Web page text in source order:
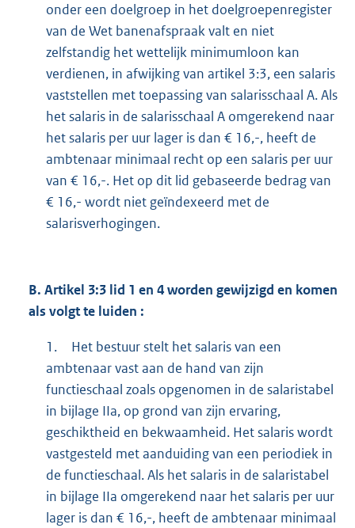
onder een doelgroep in het doelgroepenregister
van de Wet banenafspraak valt en niet
zelfstandig het wettelijk minimumloon kan
verdienen, in afwijking van artikel 3:3, een salaris
vaststellen met toepassing van salarisschaal A. Als
het salaris in de salarisschaal A omgerekend naar
het salaris per uur lager is dan € 16,-, heeft de
ambtenaar minimaal recht op een salaris per uur
van € 16,-. Het op dit lid gebaseerde bedrag van
€ 16,- wordt niet geïndexeerd met de
salarisverhogingen.
B. Artikel 3:3 lid 1 en 4 worden gewijzigd en komen
als volgt te luiden :
1.
Het bestuur stelt het salaris van een
ambtenaar vast aan de hand van zijn
functieschaal zoals opgenomen in de salaristabel
in bijlage IIa, op grond van zijn ervaring,
geschiktheid en bekwaamheid. Het salaris wordt
vastgesteld met aanduiding van een periodiek in
de functieschaal. Als het salaris in de salaristabel
in bijlage IIa omgerekend naar het salaris per uur
lager is dan € 16,-, heeft de ambtenaar minimaal